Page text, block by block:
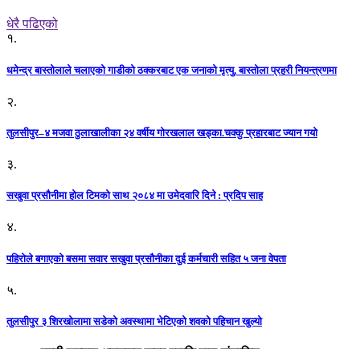
धेरै पढिएको
१.
धमेन्द्र बास्तोलाले चलाएको गाडीको ठक्करबाट एक जनाको मृत्यु, बास्तोला प्रहरी नियन्त्रणमा
२.
तुलसीपुर–४ मजवा ठुलाखालीका २४ वर्षीय गोरखलाल खड्का.चक्कु प्रहारबाट ज्यान गयो
३.
सखुवा प्रसौनीमा होल टिमको साथ २०८४ मा उमेदवारि दिने : प्रदिप साह
४.
पहिराेले बगाएकाे बसमा सवार सखुवा प्रसाैनीका दुई कर्मचारी सहित ५ जना वेपता
५.
तुलसीपुर ३ शिरखोलामा सडेको अवस्थामा भेटिएको शवको पहिचान खुल्यो